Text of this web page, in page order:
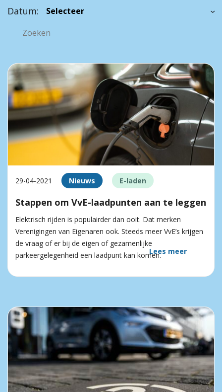
Datum:
29-04-2021 Nieuws E-laden
Stappen om VvE-laadpunten aan te leggen
Elektrisch rijden is populairder dan ooit. Dat merken
Verenigingen van Eigenaren ook. Steeds meer VvE’s krijgen
de vraag of er bij de eigen of gezamenlijke
parkeergelegenheid een laadpunt kan komen.Lees meer